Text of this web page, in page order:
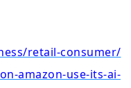
retail-consumer/
amazon-use-its-ai-